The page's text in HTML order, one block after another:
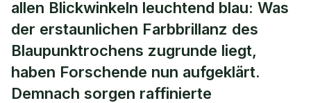
allen Blickwinkeln leuchtend blau: Was
der erstaunlichen Farbbrillanz des
Blaupunktrochens zugrunde liegt,
haben Forschende nun aufgeklärt.
Demnach sorgen raffinierte